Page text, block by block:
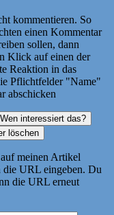
kommentieren. So
einen Kommentar
sollen, dann
Klick auf einen der
Reaktion in das
Pflichtfelder "Name"
abschicken
meinen Artikel
die URL eingeben. Du
die URL erneut